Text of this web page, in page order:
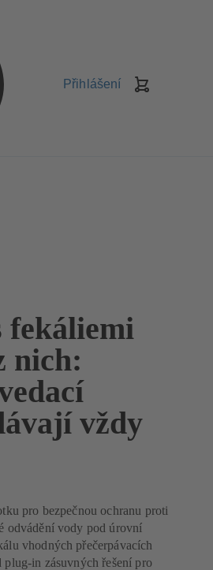
Přihlášení
fekáliemi
nich:
vždy
pro bezpečnou ochranu proti
odvádění vody pod úrovní
vhodných přečerpávacích
in zásuvných řešení pro